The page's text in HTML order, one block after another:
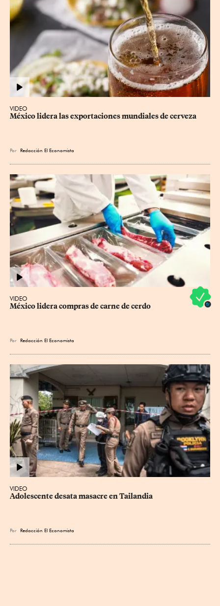
VIDEO
México lidera las exportaciones mundiales de cerveza
Por Redacción El Economista
VIDEO
México lidera compras de carne de cerdo
Por Redacción El Economista
VIDEO
Adolescente desata masacre en Tailandia
Por Redacción El Economista